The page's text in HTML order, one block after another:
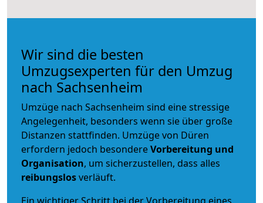
Wir sind die besten
Umzugsexperten für den Umzug
nach Sachsenheim
Umzüge nach Sachsenheim sind eine stressige
Angelegenheit, besonders wenn sie über große
Distanzen stattfinden. Umzüge von Düren
erfordern jedoch besondereVorbereitung und
Organisation, um sicherzustellen, dass alles
reibungslosverläuft.